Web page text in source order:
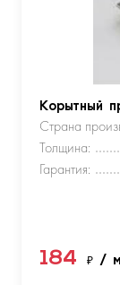
Корытный
Страна
Толщина:
Гарантия:
184 ₽ / м